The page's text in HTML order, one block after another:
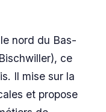
nord du Bas-
ce
Il mise sur la
et propose